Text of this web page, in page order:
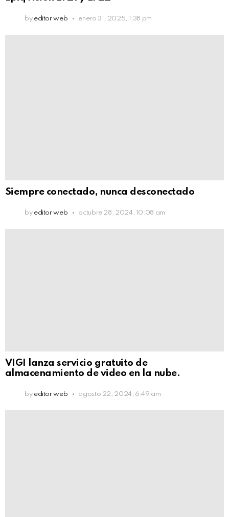
by editor web enero 31, 2025, 1:38 pm
Siempre conectado, nunca desconectado
by editor web octubre 28, 2024, 10:08 am
VIGI lanza servicio gratuito de
almacenamiento de video en la nube.
by editor web agosto 22, 2024, 6:49 am